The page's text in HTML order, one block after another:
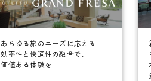
あらゆる旅のニーズに応える
効率性と快適性の融合で、
価値ある体験を